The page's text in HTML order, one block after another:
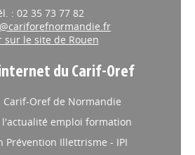
: 02 35 73 77 82
sur le site de Rouen
du Carif-Oref
Carif-Oref de Normandie
l'actualité emploi formation
Prévention Illettrisme - IPI